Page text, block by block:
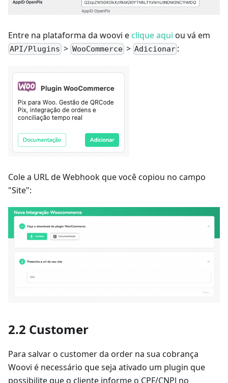
Entre na plataforma da woovi e clique aqui ou vá em
API/Plugins > WooCommerce> Adicionar :
Cole a URL de Webhook que você copiou no campo
"Site":
2.2 Customer
Para salvar o customer da order na sua cobrança
Woovi é necessário que seja ativado um plugin que
possibilite que o cliente informe o CPF/CNPJ no